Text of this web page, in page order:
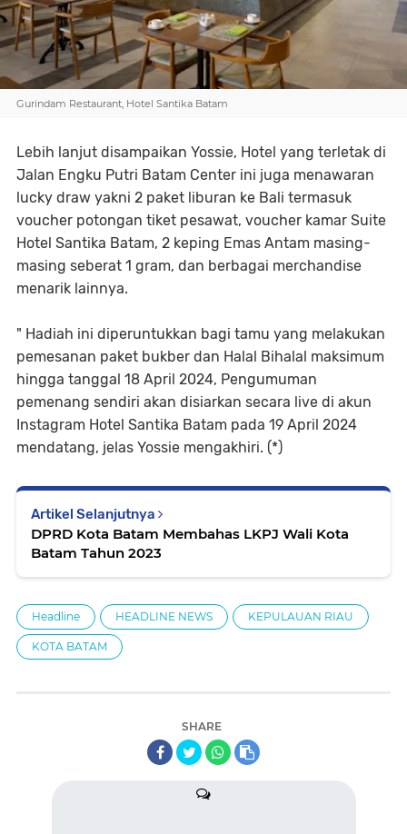
Gurindam Restaurant, Hotel Santika Batam
Lebih lanjut disampaikan Yossie, Hotel yang terletak di
Jalan Engku Putri Batam Center ini juga menawaran
lucky draw yakni 2 paket liburan ke Bali termasuk
voucher potongan tiket pesawat, voucher kamar Suite
Hotel Santika Batam, 2 keping Emas Antam masing-
masing seberat 1 gram, dan berbagai merchandise
menarik lainnya.
" Hadiah ini diperuntukkan bagi tamu yang melakukan
pemesanan paket bukber dan Halal Bihalal maksimum
hingga tanggal 18 April 2024, Pengumuman
pemenang sendiri akan disiarkan secara live di akun
Instagram Hotel Santika Batam pada 19 April 2024
mendatang, jelas Yossie mengakhiri. (*)
Artikel Selanjutnya
DPRD Kota Batam Membahas LKPJ Wali Kota
Batam Tahun 2023
Headline HEADLINE NEWS KEPULAUAN RIAU
KOTA BATAM
SHARE